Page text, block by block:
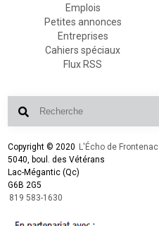
Emplois
Petites annonces
Entreprises
Cahiers spéciaux
Flux RSS
Copyright © 2020 L'Écho de Frontenac
5040, boul. des Vétérans
Lac-Mégantic (Qc)
G6B 2G5
819 583-1630